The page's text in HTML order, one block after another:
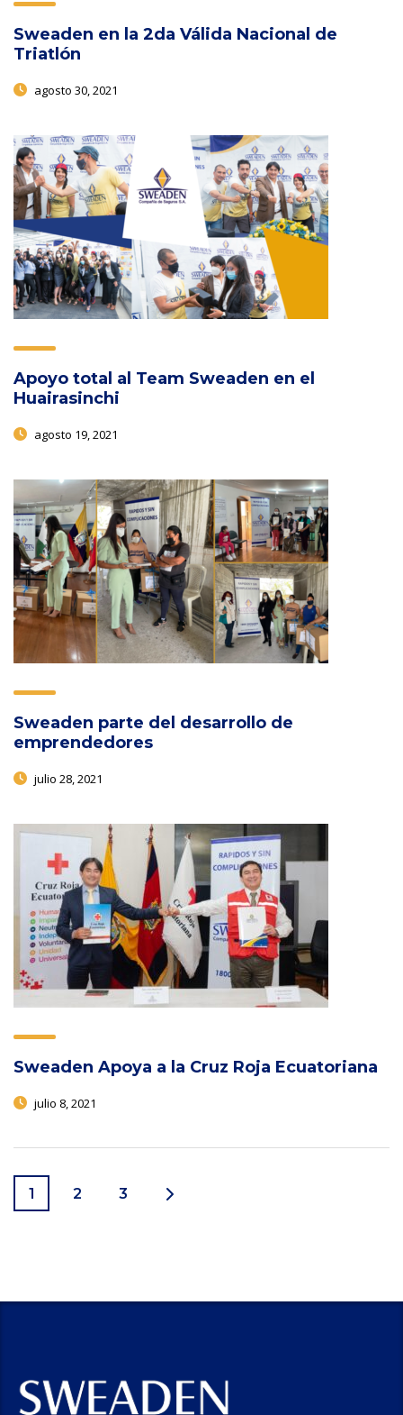
Sweaden en la 2da Válida Nacional de
Triatlón
agosto 30, 2021
Apoyo total al Team Sweaden en el
Huairasinchi
agosto 19, 2021
Sweaden parte del desarrollo de
emprendedores
julio 28, 2021
Sweaden Apoya a la Cruz Roja Ecuatoriana
julio 8, 2021
1 2 3